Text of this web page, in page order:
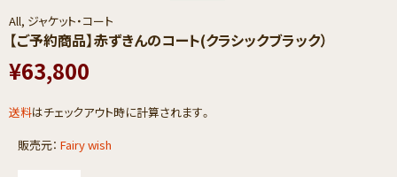
All, ジャケット・コート
【ご予約商品】​赤ずきんの​コート(クラシックブラック）
¥63,800
送料はチェックアウト時に計算されます。
販売元： Fairy wish